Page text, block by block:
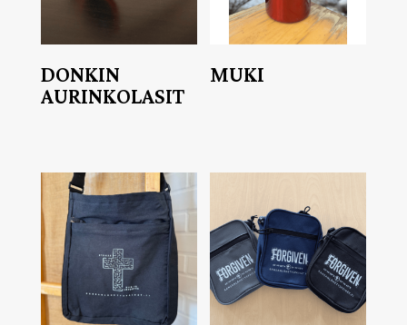
DONKIN
AURINKOLASIT
MUKI